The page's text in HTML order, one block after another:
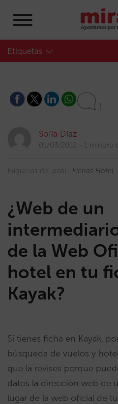
Etiquetas
1
Sofía Díaz
01/03/2012 1 minuto
Etiquetas del post: Fichas Hotel
¿Web de un
de la Web
hotel en tu
Kayak?
Si tienes ficha en Kayak,
búsqueda de vuelos y
que la revises porque
datos la dirección web de
lugar de la web oficial de